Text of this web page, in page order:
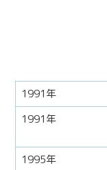
1991年
1991年
1995年